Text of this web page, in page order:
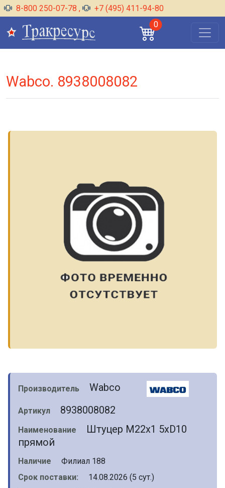
8-800 250-07-78 ,
+7 (495) 411-94-80
0
Wabco. 8938008082
Производитель Wabco
Артикул 8938008082
Наименование
Штуцер M22x1 5xD10
прямой
Наличие
Филиал 188
Срок поставки:
14.08.2026 (5 сут.)